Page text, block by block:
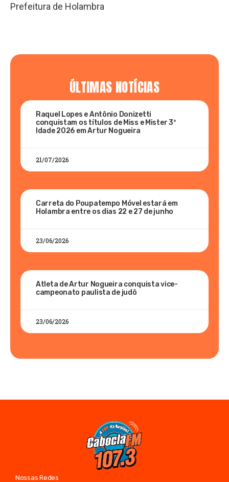
Prefeitura de Holambra
ÚLTIMAS NOTÍCIAS
Raquel Lopes e Antônio Donizetti
conquistam os títulos de Miss e Mister 3ª
Idade 2026 em Artur Nogueira
21/07/2026
Carreta do Poupatempo Móvel estará em
Holambra entre os dias 22 e 27 de junho
23/06/2026
Atleta de Artur Nogueira conquista vice-
campeonato paulista de judô
23/06/2026
Nossas Redes